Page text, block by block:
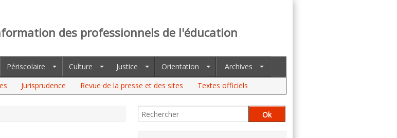
des professionnels de l'éducation
Périscolaire Culture Justice Orientation
Archives
Jurisprudence Revue de la presse et des sites Textes officiels